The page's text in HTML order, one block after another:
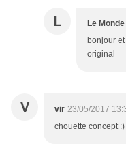
L Le
bonjour
original
V vir 23/05/2017
chouette concept :)